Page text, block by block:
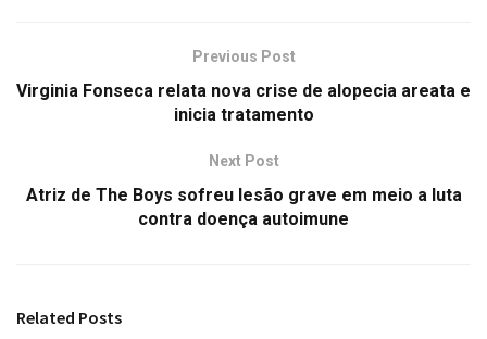
Previous Post
Virginia Fonseca relata nova crise de alopecia areata e
inicia tratamento
Next Post
Atriz de The Boys sofreu lesão grave em meio a luta
contra doença autoimune
Related Posts